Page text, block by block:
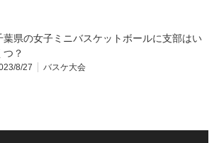
葉県の女子ミニバスケットボールに支部はい
つ？
8/27 バスケ大会